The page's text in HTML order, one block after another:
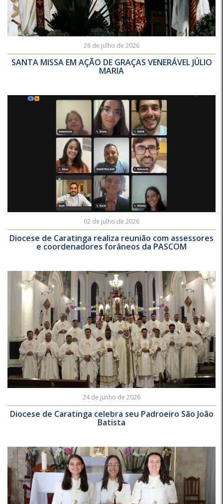
28 de julho de 2026
SANTA MISSA EM AÇÃO DE GRAÇAS VENERÁVEL JÚLIO
MARIA
02 de julho de 2026
Diocese de Caratinga realiza reunião com assessores
e coordenadores forâneos da PASCOM
24 de junho de 2026
Diocese de Caratinga celebra seu Padroeiro São João
Batista